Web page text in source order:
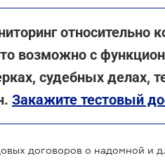
относительно
возможно с
судебных делах,
Закажите тестовый
Действуют